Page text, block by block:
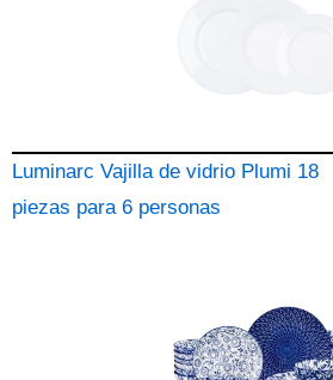
Luminarc Vajilla de vidrio Plumi 18
piezas para 6 personas